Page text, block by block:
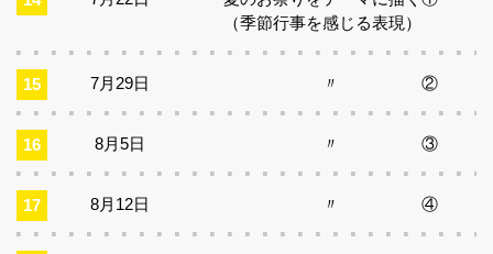
（季節行事を感じる表現）
7月29日 〃 ②
8月5日 〃 ③
8月12日 〃 ④